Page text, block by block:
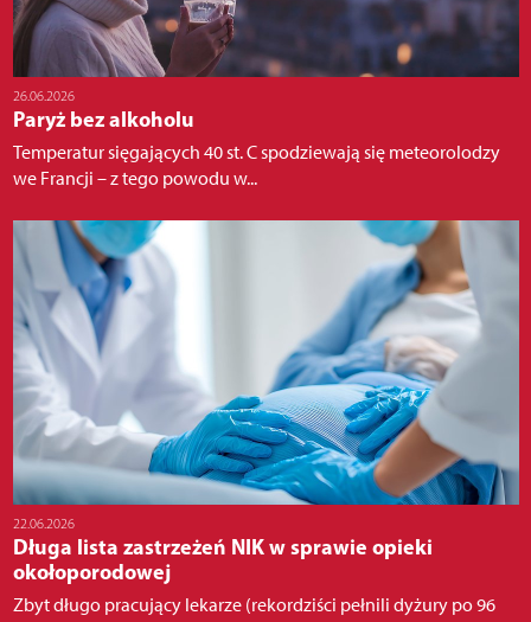
26.06.2026
Paryż bez alkoholu
Temperatur sięgających 40 st. C spodziewają się meteorolodzy
we Francji – z tego powodu w...
22.06.2026
Długa lista zastrzeżeń NIK w sprawie opieki
okołoporodowej
Zbyt długo pracujący lekarze (rekordziści pełnili dyżury po 96